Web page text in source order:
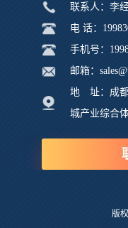
联系人：李
电 话：
手机号：
邮箱：
地 址：成都
城产业综合
版